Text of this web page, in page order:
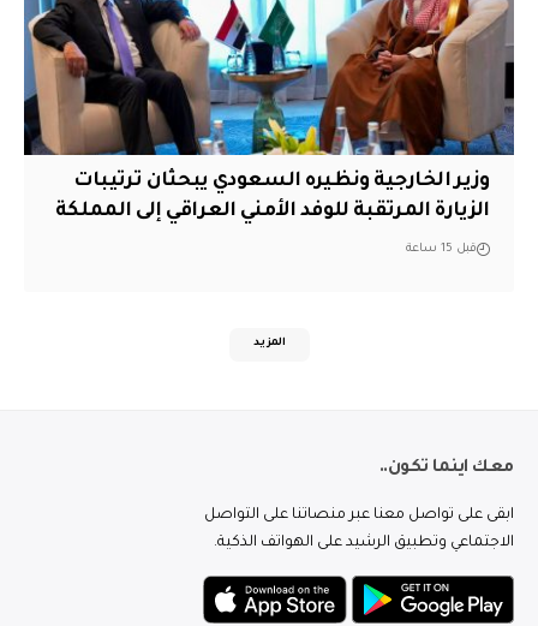
وزير الخارجية ونظيره السعودي يبحثان ترتيبات
الزيارة المرتقبة للوفد الأمني العراقي إلى المملكة
قبل 15 ساعة
المزيد
معك اينما تكون..
ابقى على تواصل معنا عبر منصاتنا على التواصل
الاجتماعي وتطبيق الرشيد على الهواتف الذكية.